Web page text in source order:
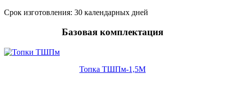
Срок изготовления: 30 календарных дней
Базовая комплектация
Топка ТШПм-1,5М